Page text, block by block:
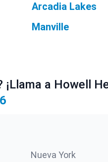
Arcadia Lakes
Manville
a Howell
Nueva York